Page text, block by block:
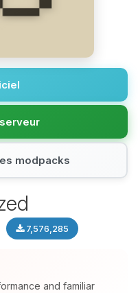
modpacks
7,576,285
and familiar